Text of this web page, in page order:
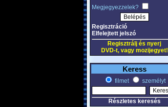
Megjegyezzelek?
Regisztráció
Elfelejtett jelszó
Regisztrálj és nyerj
DVD-t, vagy mozijegyet!
Keress
filmet személyt
Részletes keresés